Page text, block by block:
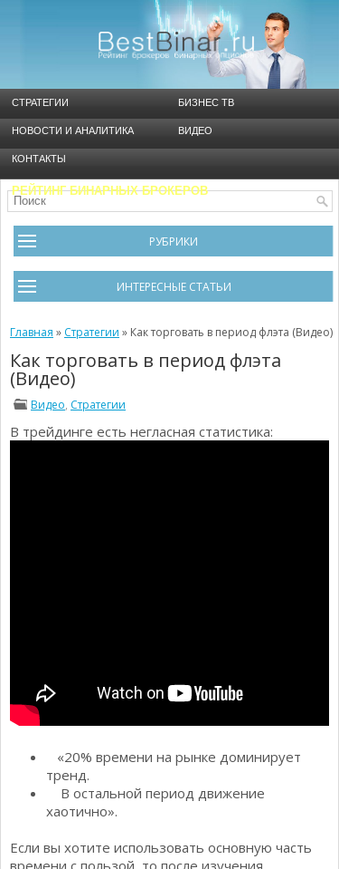
СТРАТЕГИИ БИЗНЕС ТВ
НОВОСТИ И АНАЛИТИКА ВИДЕО
КОНТАКТЫ
РЕЙТИНГ БИНАРНЫХ БРОКЕРОВ
РУБРИКИ
Брокеры
Видео
Инструменты
Новости и Аналитика
Общая информация
Определения
Опционы для начинающих
ИНТЕРЕСНЫЕ СТАТЬИ
Черный список брокеров
Cтратегия Мартингейл
Главная » Стратегии » Как торговать в период флэта (Видео)
Как торговать в период флэта
(Видео)
Видео, Стратегии
В трейдинге есть негласная статистика:
«20% времени на рынке доминирует
тренд.
В остальной период движение
хаотично».
Если вы хотите использовать основную часть
времени с пользой, то после изучения